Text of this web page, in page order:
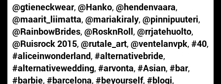
@gtieneckwear, @Hanko, @hendenvaara,
@maarit_liimatta, @mariakiraly, @pinnipuuteri,
@RainbowBrides, @RosknRoll, @rrjatehuolto,
@Ruisrock 2015, @rutale_art, @ventelanvpk, #40,
#aliceinwonderland, #alternativebride,
#alternativewedding, #arvonta, #Asian, #bar,
#barbie, #barcelona, #beyourself, #blogi,